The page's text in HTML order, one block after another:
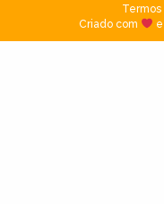
Termos|
Criado com
e